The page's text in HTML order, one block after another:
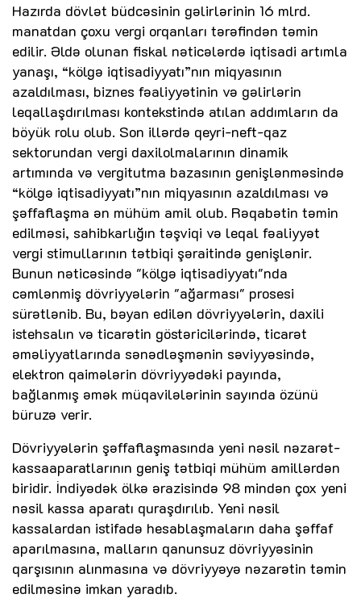
Hazırda dövlət büdcəsinin gəlirlərinin 16 mlrd.
manatdan çoxu vergi orqanları tərəfindən təmin
edilir. Əldə olunan fiskal nəticələrdə iqtisadi artımla
yanaşı, “kölgə iqtisadiyyatı”nın miqyasının
azaldılması, biznes fəaliyyətinin və gəlirlərin
leqallaşdırılması kontekstində atılan addımların da
böyük rolu olub. Son illərdə qeyri-neft-qaz
sektorundan vergi daxilolmalarının dinamik
artımında və vergitutma bazasının genişlənməsində
“kölgə iqtisadiyyatı”nın miqyasının azaldılması və
şəffaflaşma ən mühüm amil olub. Rəqabətin təmin
edilməsi, sahibkarlığın təşviqi və leqal fəaliyyət
vergi stimullarının tətbiqi şəraitində genişlənir.
Bunun nəticəsində "kölgə iqtisadiyyatı"nda
cəmlənmiş dövriyyələrin "ağarması" prosesi
sürətlənib. Bu, bəyan edilən dövriyyələrin, daxili
istehsalın və ticarətin göstəricilərində, ticarət
əməliyyatlarında sənədləşmənin səviyyəsində,
elektron qaimələrin dövriyyədəki payında,
bağlanmış əmək müqavilələrinin sayında özünü
büruzə verir.
Dövriyyələrin şəffaflaşmasında yeni nəsil nəzarət-
kassaaparatlarının geniş tətbiqi mühüm amillərdən
biridir. İndiyədək ölkə ərazisində 98 mindən çox yeni
nəsil kassa aparatı quraşdırılıb. Yeni nəsil
kassalardan istifadə hesablaşmaların daha şəffaf
aparılmasına, malların qanunsuz dövriyyəsinin
qarşısının alınmasına və dövriyyəyə nəzarətin təmin
edilməsinə imkan yaradıb.